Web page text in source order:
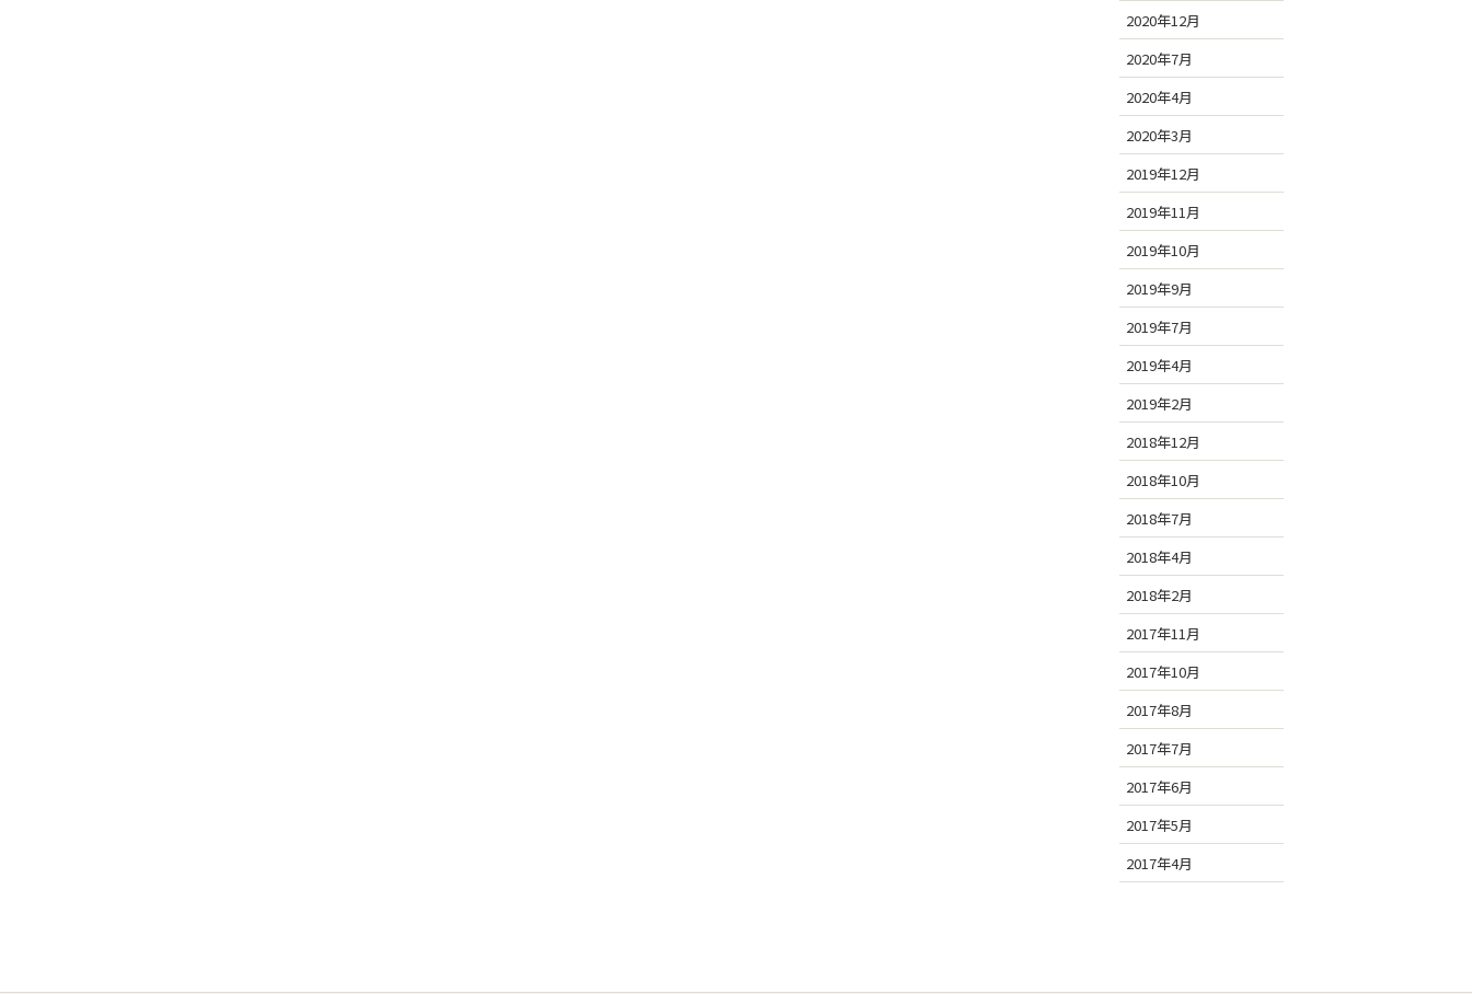
2020年12月
2020年7月
2020年4月
2020年3月
2019年12月
2019年11月
2019年10月
2019年9月
2019年7月
2019年4月
2019年2月
2018年12月
2018年10月
2018年7月
2018年4月
2018年2月
2017年11月
2017年10月
2017年8月
2017年7月
2017年6月
2017年5月
2017年4月